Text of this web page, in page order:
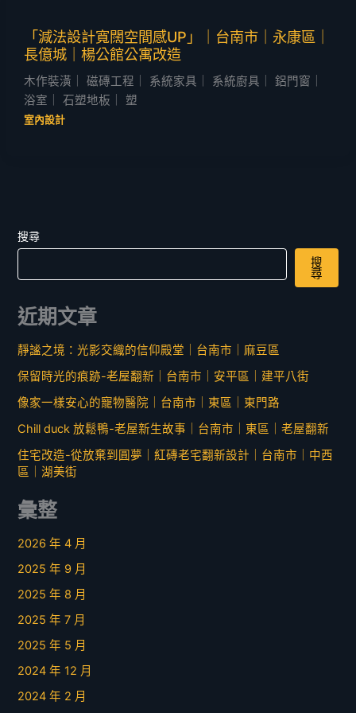
「減法設計寬闊空間感UP」｜台南市｜永康區｜
長億城｜楊公館公寓改造
木作裝潢｜ 磁磚工程｜ 系統家具｜ 系統廚具｜ 鋁門窗｜
浴室｜ 石塑地板｜ 塑
室內設計
搜尋
搜
尋
近期文章
靜謐之境：光影交織的信仰殿堂｜台南市｜麻豆區
保留時光的痕跡-老屋翻新｜台南市｜安平區｜建平八街
像家一樣安心的寵物醫院｜台南市｜東區｜東門路
Chill duck 放鬆鴨-老屋新生故事｜台南市｜東區｜老屋翻新
住宅改造-從放棄到圓夢｜紅磚老宅翻新設計｜台南市｜中西
區｜湖美街
彙整
2026 年 4 月
2025 年 9 月
2025 年 8 月
2025 年 7 月
2025 年 5 月
2024 年 12 月
2024 年 2 月